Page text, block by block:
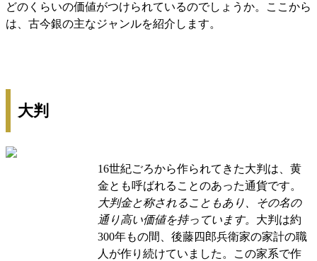
どのくらいの価値がつけられているのでしょうか。ここから
は、古今銀の主なジャンルを紹介します。
大判
16世紀ごろから作られてきた大判は、黄
金とも呼ばれることのあった通貨です。
大判金と称されることもあり、その名の
通り高い価値を持っています。 大判は約
300年もの間、後藤四郎兵衛家の家計の職
人が作り続けていました。この家系で作